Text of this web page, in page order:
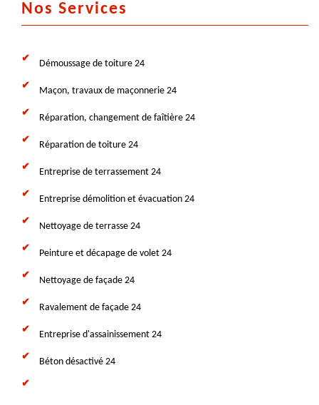
Nos Services
Démoussage de toiture 24
Maçon, travaux de maçonnerie 24
Réparation, changement de faîtière 24
Réparation de toiture 24
Entreprise de terrassement 24
Entreprise démolition et évacuation 24
Nettoyage de terrasse 24
Peinture et décapage de volet 24
Nettoyage de façade 24
Ravalement de façade 24
Entreprise d'assainissement 24
Béton désactivé 24